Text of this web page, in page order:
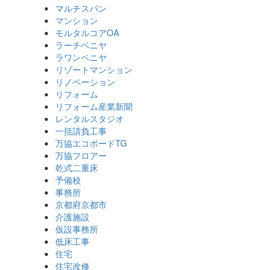
マルチスパン
マンション
モルタルコアOA
ラーチベニヤ
ラワンベニヤ
リゾートマンション
リノベーション
リフォーム
リフォーム産業新聞
レンタルスタジオ
一括請負工事
万協エコボードTG
万協フロアー
乾式二重床
予備校
事務所
京都府京都市
介護施設
仮設事務所
低床工事
住宅
住宅改修